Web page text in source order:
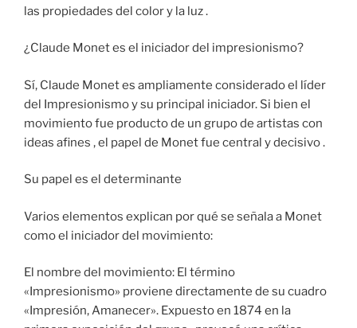
las propiedades del color y la luz .
¿Claude Monet es el iniciador del impresionismo?
Sí, Claude Monet es ampliamente considerado el líder
del Impresionismo y su principal iniciador. Si bien el
movimiento fue producto de un grupo de artistas con
ideas afines , el papel de Monet fue central y decisivo .
Su papel es el determinante
Varios elementos explican por qué se señala a Monet
como el iniciador del movimiento:
El nombre del movimiento: El término
«Impresionismo» proviene directamente de su cuadro
«Impresión, Amanecer». Expuesto en 1874 en la